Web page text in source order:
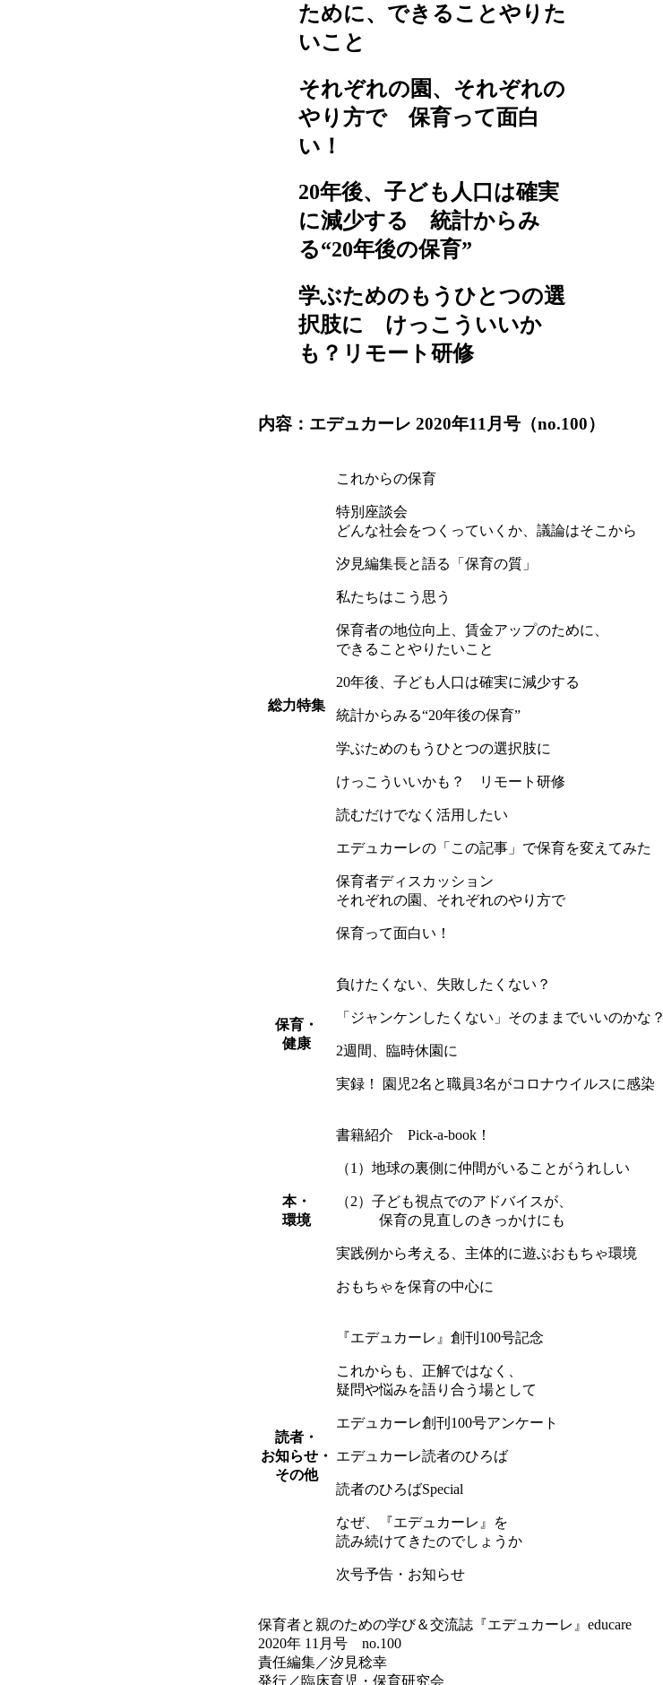
ために、できることやりた
いこと
それぞれの園、それぞれの
やり方で 保育って面白
い！
20年後、子ども人口は確実
に減少する 統計からみ
る“20年後の保育”
学ぶためのもうひとつの選
択肢に けっこういいか
も？リモート研修
内容：エデュカーレ 2020年11月号（no.100）
総力特集
これからの保育
特別座談会
どんな社会をつくっていくか、議論はそこから
汐見編集長と語る「保育の質」
私たちはこう思う
保育者の地位向上、賃金アップのために、
できることやりたいこと
20年後、子ども人口は確実に減少する
統計からみる“20年後の保育”
学ぶためのもうひとつの選択肢に
けっこういいかも？ リモート研修
読むだけでなく活用したい
エデュカーレの「この記事」で保育を変えてみた
保育者ディスカッション
それぞれの園、それぞれのやり方で
保育って面白い！
保育・
健康
負けたくない、失敗したくない？
「ジャンケンしたくない」そのままでいいのかな？
2週間、臨時休園に
実録！ 園児2名と職員3名がコロナウイルスに感染
本・
環境
書籍紹介 Pick-a-book！
（1）地球の裏側に仲間がいることがうれしい
（2）子ども視点でのアドバイスが、
保育の見直しのきっかけにも
実践例から考える、主体的に遊ぶおもちゃ環境
おもちゃを保育の中心に
読者・
お知らせ・
その他
『エデュカーレ』創刊100号記念
これからも、正解ではなく、
疑問や悩みを語り合う場として
エデュカーレ創刊100号アンケート
エデュカーレ読者のひろば
読者のひろばSpecial
なぜ、『エデュカーレ』を
読み続けてきたのでしょうか
次号予告・お知らせ
保育者と親のための学び＆交流誌『エデュカーレ』educare
2020年 11月号 no.100
責任編集／汐見稔幸
発行／臨床育児・保育研究会